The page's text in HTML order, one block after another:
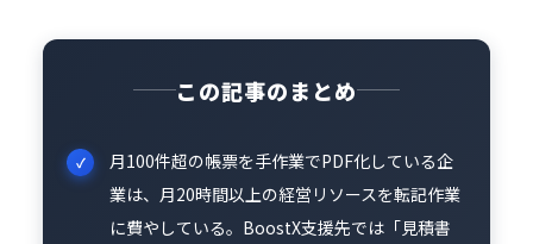
この記事のまとめ
月100件超の帳票を手作業でPDF化している企
業は、月20時間以上の経営リソースを転記作業
に費やしている。BoostX支援先では「見積書